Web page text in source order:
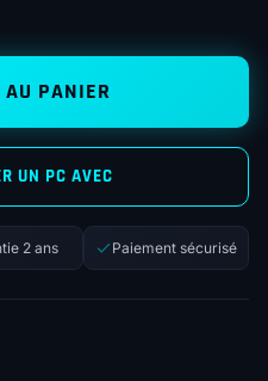
PANIER
UN PC AVEC
2 ans Paiement sécurisé